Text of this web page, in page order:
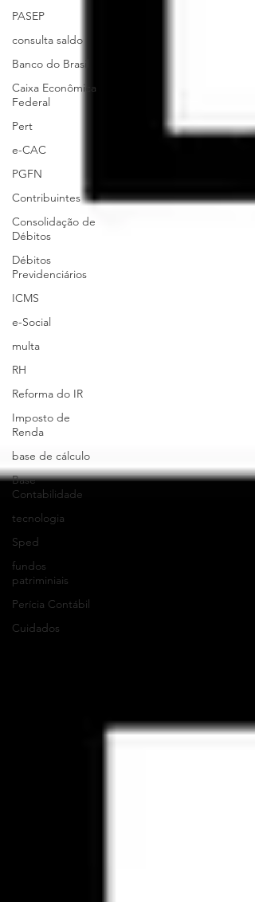
PASEP
consulta saldo
Banco do Brasil
Caixa Econômica
Federal
Pert
e-CAC
PGFN
Contribuintes
Consolidação de
Débitos
Débitos
Previdenciários
ICMS
e-Social
multa
RH
Reforma do IR
Imposto de
Renda
base de cálculo
Base
Contabilidade
tecnologia
Sped
fundos
patriminiais
Perícia Contábil
Cuidados